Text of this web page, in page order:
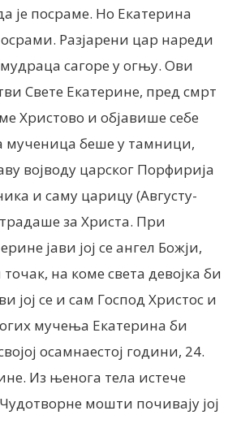
је посраме. Но Екатерина
Разјарени цар нареди
сагоре у огњу. Ови
Свете Екатерине, пред смрт
Христово и објавише себе
беше у тамници,
војводу царског Порфирија
и саму царицу (Августу-
за Христа. При
јави јој се ангел Божји,
на коме света девојка би
јој се и сам Господ Христос и
мучења Екатерина би
осамнаестој години, 24.
Из њенога тела истече
мошти почивају јој